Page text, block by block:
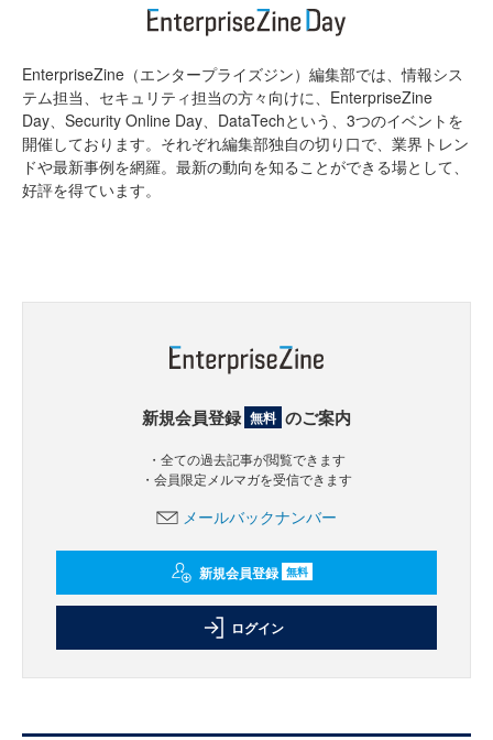
EnterpriseZine（エンタープライズジン）編集部では、情報シス
テム担当、セキュリティ担当の方々向けに、EnterpriseZine
Day、Security Online Day、DataTechという、3つのイベントを
開催しております。それぞれ編集部独自の切り口で、業界トレン
ドや最新事例を網羅。最新の動向を知ることができる場として、
好評を得ています。
新規会員登録 無料 のご案内
・全ての過去記事が閲覧できます
・会員限定メルマガを受信できます
メールバックナンバー
新規会員登録 無料
ログイン